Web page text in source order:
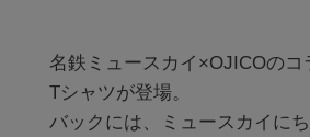
名鉄ミュースカイ×OJICOのコ
Tシャツが登場。
バックには、ミュースカイにち